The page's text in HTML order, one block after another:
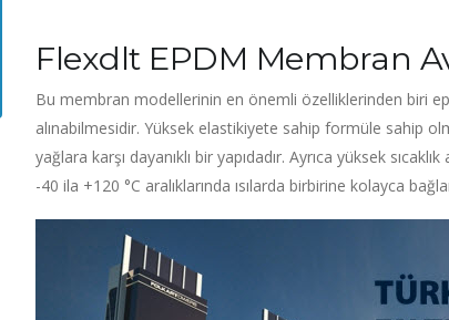
Flexdlt EPDM Membran
Bu membran modellerinin en önemli özelliklerinden biri
alınabilmesidir. Yüksek elastikiyete sahip formüle sahip
yağlara karşı dayanıklı bir yapıdadır. Ayrıca yüksek
-40 ila +120 °C aralıklarında ısılarda birbirine kolayca